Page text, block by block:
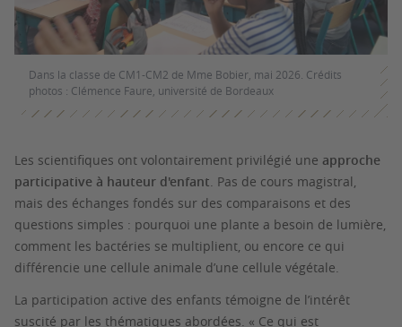
Dans la classe de CM1-CM2 de Mme Bobier, mai 2026. Crédits
photos : Clémence Faure, université de Bordeaux
Les scientifiques ont volontairement privilégié une approche
participative à hauteur d'enfant . Pas de cours magistral,
mais des échanges fondés sur des comparaisons et des
questions simples : pourquoi une plante a besoin de lumière,
comment les bactéries se multiplient, ou encore ce qui
différencie une cellule animale d’une cellule végétale.
La participation active des enfants témoigne de l’intérêt
suscité par les thématiques abordées. « Ce qui est